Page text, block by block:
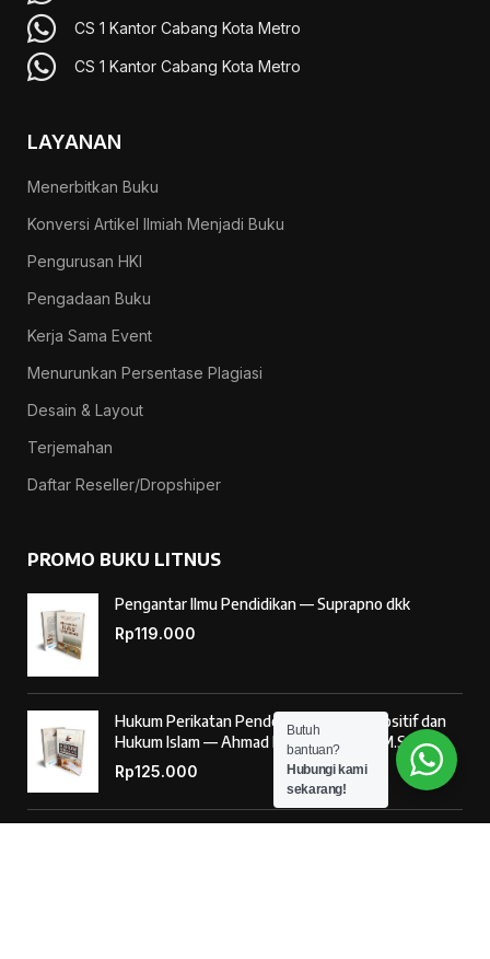
CS 1 Kantor Cabang Kota Metro
CS 1 Kantor Cabang Kota Metro
LAYANAN
Menerbitkan Buku
Konversi Artikel Ilmiah Menjadi Buku
Pengurusan HKI
Pengadaan Buku
Kerja Sama Event
Menurunkan Persentase Plagiasi
Desain & Layout
Terjemahan
Daftar Reseller/Dropshiper
PROMO BUKU LITNUS
Pengantar Ilmu Pendidikan — Suprapno dkk
Rp119.000
Hukum Perikatan Pendekatan Hukum Positif dan
Hukum Islam — Ahmad Musadad, S.H.I., M.S.I.
Rp125.000
Butuh
bantuan?
Hubungi kami
sekarang!